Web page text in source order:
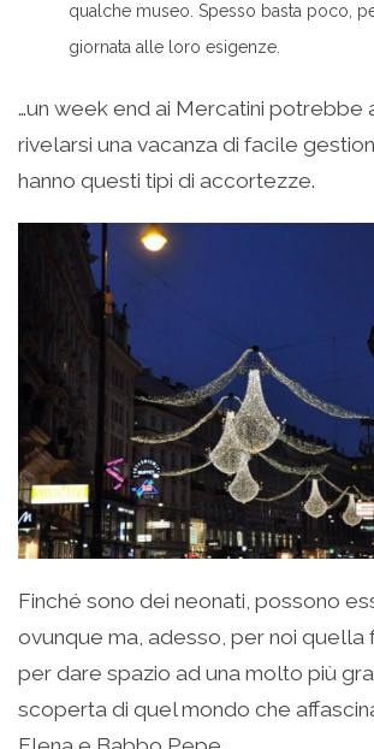
qualche museo. Spesso basta poco,
giornata alle loro esigenze.
…un week end ai Mercatini potrebbe
rivelarsi una vacanza di facile
hanno questi tipi di accortezze.
Finché sono dei neonati, possono
ovunque ma, adesso, per noi quella
per dare spazio ad una molto più
scoperta di quel mondo che